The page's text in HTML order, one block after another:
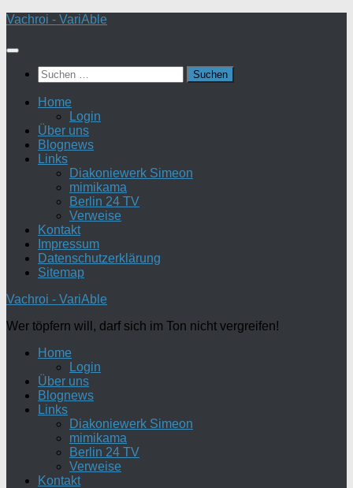
Zum
springen
Vachroi - VariAble
Suchen
nach:
Home
Login
Über uns
Blognews
Links
Diakoniewerk Simeon
mimikama
Berlin 24 TV
Verweise
Kontakt
Impressum
Datenschutzerklärung
Sitemap
Vachroi - VariAble
Wer töpfern will, darf sich im Ton nicht vergreifen!
Home
Login
Über uns
Blognews
Links
Diakoniewerk Simeon
mimikama
Berlin 24 TV
Verweise
Kontakt